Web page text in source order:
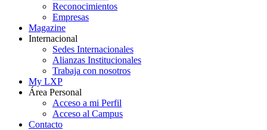
Reconocimientos
Empresas
Magazine
Internacional
Sedes Internacionales
Alianzas Institucionales
Trabaja con nosotros
My LXP
Área Personal
Acceso a mi Perfil
Acceso al Campus
Contacto